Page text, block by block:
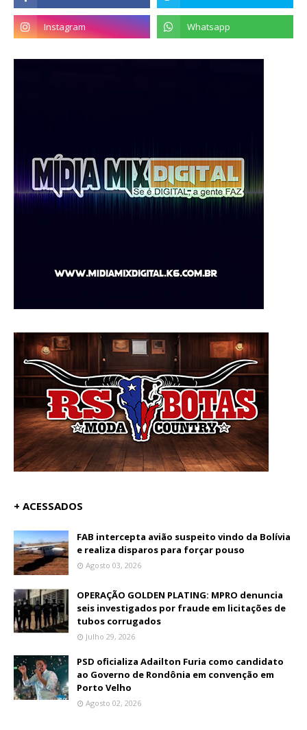
+ ACESSADOS
FAB intercepta avião suspeito vindo da Bolívia
e realiza disparos para forçar pouso
Agosto 03, 2026
OPERAÇÃO GOLDEN PLATING: MPRO denuncia
seis investigados por fraude em licitações de
tubos corrugados
Julho 29, 2026
PSD oficializa Adailton Furia como candidato
ao Governo de Rondônia em convenção em
Porto Velho
Agosto 02, 2026